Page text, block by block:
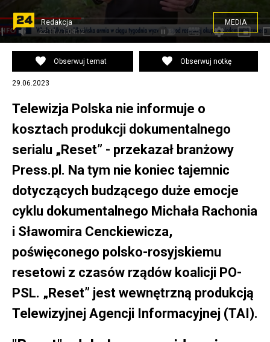
TVP nie chce zdradzić ile kosztował cykl dokumentalny
"Reset". Screen: YouTube/TVP Info
Redakcja MEDIA
Obserwuj temat Obserwuj notkę
29.06.2023
Telewizja Polska nie informuje o
kosztach produkcji dokumentalnego
serialu „Reset” - przekazał branżowy
Press.pl. Na tym nie koniec tajemnic
dotyczących budzącego duże emocje
cyklu dokumentalnego Michała Rachonia
i Sławomira Cenckiewicza,
poświęconego polsko-rosyjskiemu
resetowi z czasów rządów koalicji PO-
PSL. „Reset” jest wewnętrzną produkcją
Telewizyjnej Agencji Informacyjnej (TAI).